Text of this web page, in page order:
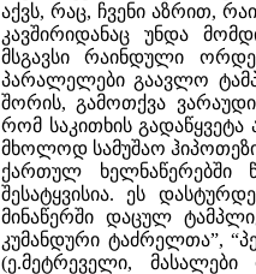
აქვს, რაც, ჩვენი აზრით,
კავშირიდანაც უნდა
მსგავსი რაინდული
პარალელები გაავლო
შორის, გამოთქვა
რომ საკითხის
მხოლოდ სამუშაო
ქართულ ხელნაწერებში
შესატყვისია. ეს
მინაწერში დაცულ
კუმანდური ტაძრელთა”,
(ე.მეტრეველი,